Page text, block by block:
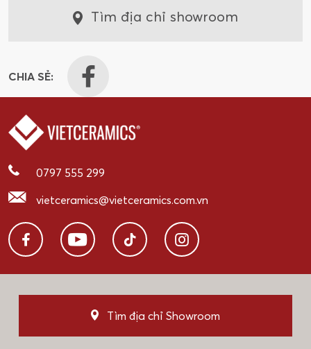
Tìm địa chỉ showroom
CHIA SẺ:
0797 555 299
vietceramics@vietceramics.com.vn
Tìm địa chỉ Showroom